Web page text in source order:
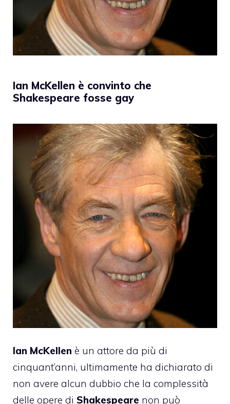
Ian McKellen è convinto che
Shakespeare fosse gay
Ian McKellen è un attore da più di
cinquant’anni, ultimamente ha dichiarato di
non avere alcun dubbio che la complessità
delle opere di Shakespeare non può